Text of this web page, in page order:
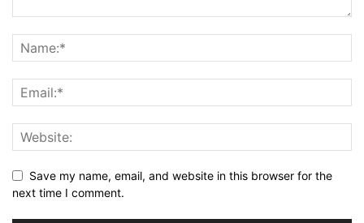
Save my name, email, and website in this browser for the
next time I comment.